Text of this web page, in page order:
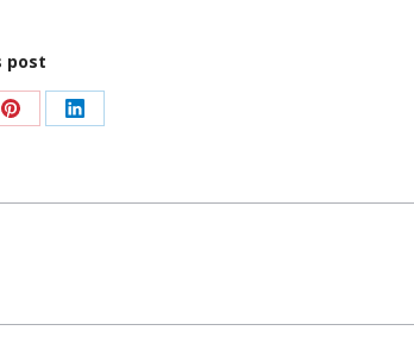
post
Share
Pinterest
Share
LinkedIn